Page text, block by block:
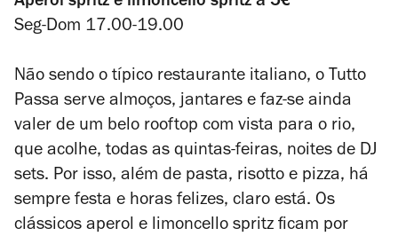
Seg-Dom 17.00-19.00
Não sendo o típico restaurante italiano, o Tutto
Passa serve almoços, jantares e faz-se ainda
valer de um belo rooftop com vista para o rio,
que acolhe, todas as quintas-feiras, noites de DJ
sets. Por isso, além de pasta, risotto e pizza, há
sempre festa e horas felizes, claro está. Os
clássicos aperol e limoncello spritz ficam por